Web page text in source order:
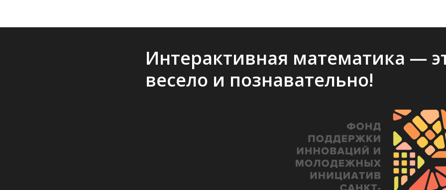
Интерактивная математика —
весело и познавательно!